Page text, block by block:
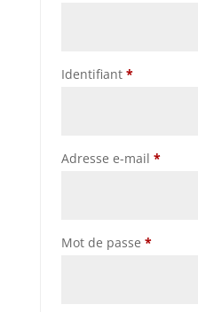
Identifiant *Obligatoire
Adresse e-mail *
Mot de passe *